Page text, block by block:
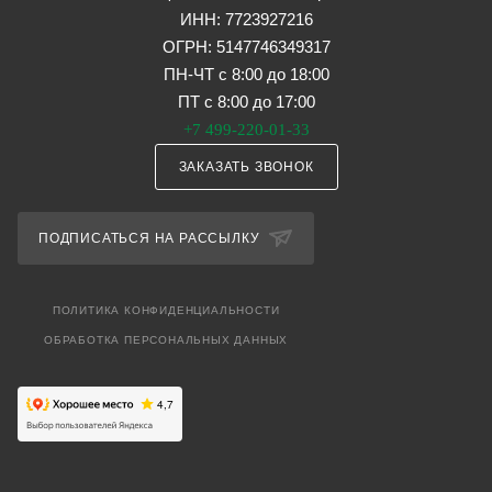
ИНН: 7723927216
ОГРН: 5147746349317
ПН-ЧТ с 8:00 до 18:00
ПТ с 8:00 до 17:00
+7 499-220-01-33
ЗАКАЗАТЬ ЗВОНОК
ПОДПИСАТЬСЯ НА РАССЫЛКУ
ПОЛИТИКА КОНФИДЕНЦИАЛЬНОСТИ
ОБРАБОТКА ПЕРСОНАЛЬНЫХ ДАННЫХ